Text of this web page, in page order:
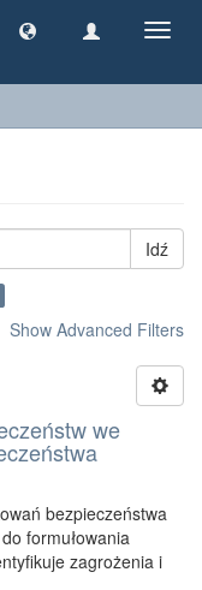
Idź
Show Advanced Filters
we
bezpieczeństwa
formułowania
zagrożenia i